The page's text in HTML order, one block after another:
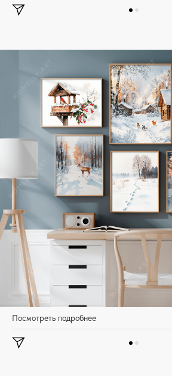
Посмотреть подробнее